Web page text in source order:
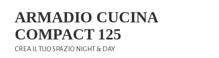
ARMADIO CUCINA
COMPACT 125
CREA IL TUO SPAZIO NIGHT & DAY